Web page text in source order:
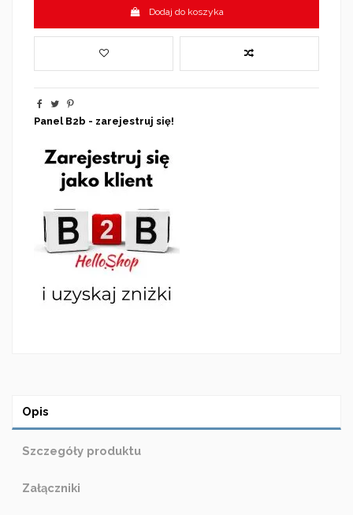
Dodaj do koszyka
Panel B2b - zarejestruj się!
Opis
Szczegóły produktu
Załączniki